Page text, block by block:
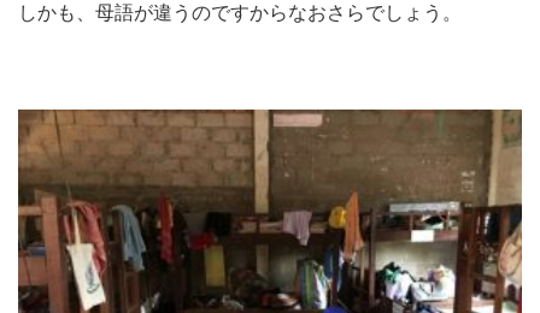
しかも、母語が違うのですからなおさらでしょう。